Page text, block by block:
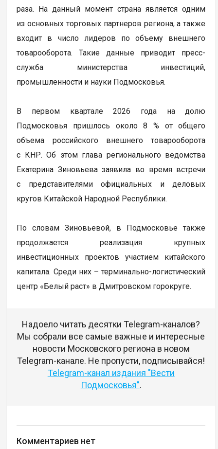
раза. На данный момент страна является одним
из основных торговых партнеров региона, а также
входит в число лидеров по объему внешнего
товарооборота. Такие данные приводит пресс-
служба министерства инвестиций,
промышленности и науки Подмосковья.
В первом квартале 2026 года на долю
Подмосковья пришлось около 8 % от общего
объема российского внешнего товарооборота
с КНР. Об этом глава регионального ведомства
Екатерина Зиновьева заявила во время встречи
с представителями официальных и деловых
кругов Китайской Народной Республики.
По словам Зиновьевой, в Подмосковье также
продолжается реализация крупных
инвестиционных проектов участием китайского
капитала. Среди них – терминально-логистический
центр «Белый раст» в Дмитровском горокруге.
Надоело читать десятки Telegram-каналов?
Мы собрали все самые важные и интересные
новости Московского региона в новом
Telegram-канале. Не пропусти, подписывайся!
Telegram-канал издания "Вести
Подмосковья".
Комментариев нет